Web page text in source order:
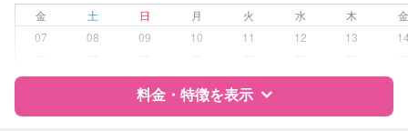
お泊まり保育
対応可否は個別に相談
金 土 日 月 火 水 木
07
08 09 10 11 12 13
料金・特徴を表示